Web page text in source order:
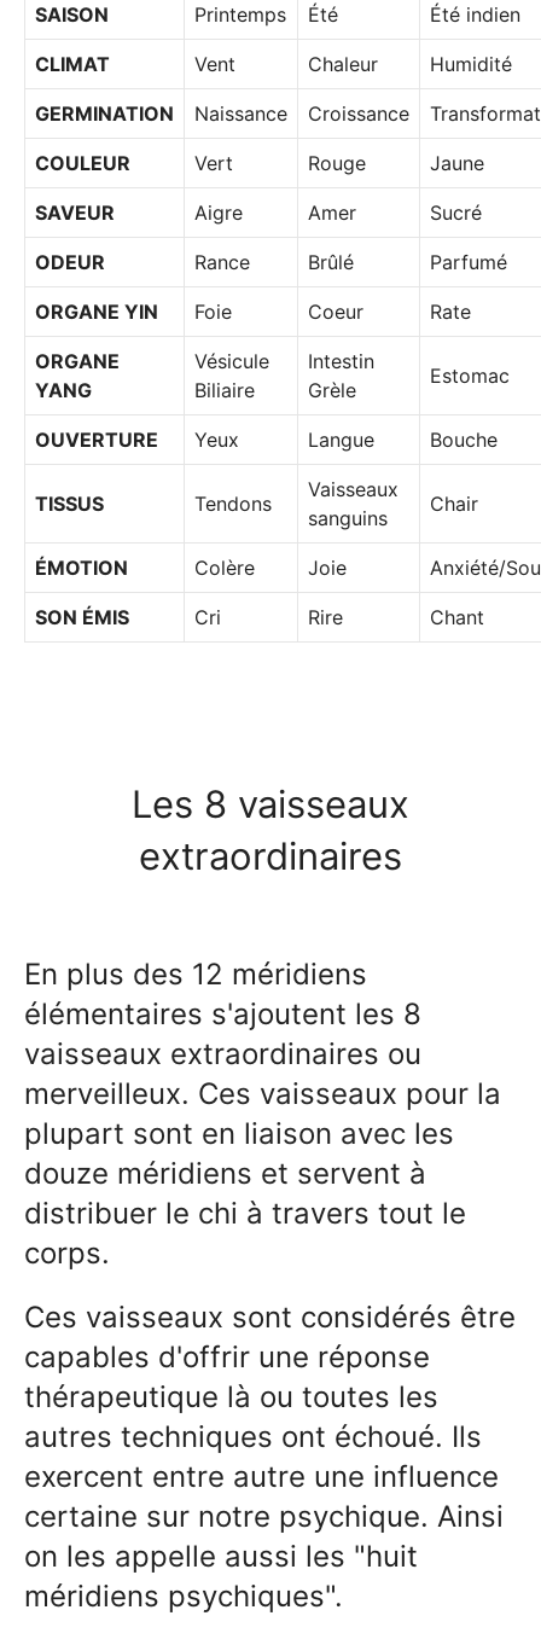
SAISON Printemps Été Été indien
CLIMAT Vent Chaleur Humidité
GERMINATION Naissance Croissance
COULEUR Vert Rouge Jaune
SAVEUR Aigre Amer Sucré
ODEUR Rance Brûlé Parfumé
ORGANE YIN Foie Coeur Rate
ORGANE
YANG
Vésicule
Biliaire
Intestin
Grèle
Estomac
OUVERTURE Yeux Langue Bouche
TISSUS Tendons
Vaisseaux
sanguins
Chair
ÉMOTION Colère Joie Anxiété/
SON ÉMIS Cri Rire Chant
Les 8 vaisseaux
extraordinaires
En plus des 12 méridiens
élémentaires s'ajoutent les 8
vaisseaux extraordinaires ou
merveilleux. Ces vaisseaux pour la
plupart sont en liaison avec les
douze méridiens et servent à
distribuer le chi à travers tout le
corps.
Ces vaisseaux sont considérés être
capables d'offrir une réponse
thérapeutique là ou toutes les
autres techniques ont échoué. Ils
exercent entre autre une influence
certaine sur notre psychique. Ainsi
on les appelle aussi les "huit
méridiens psychiques".